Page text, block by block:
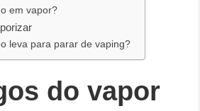
em vapor?
leva para parar de vaping?
do vapor